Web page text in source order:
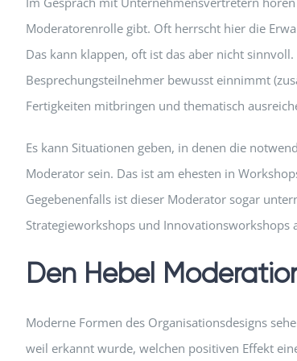
Moderatorenrolle gibt. Oft herrscht hier die
Das kann klappen, oft ist das aber nicht
Besprechungsteilnehmer bewusst einnimmt
Fertigkeiten mitbringen und thematisch
Es kann Situationen geben, in denen die
Moderator sein. Das ist am ehesten in
Gegebenenfalls ist dieser Moderator sogar
Strategieworkshops und Innovationsworkshops
Den Hebel
Moderne Formen des Organisationsdesigns
weil erkannt wurde, welchen positiven Effekt